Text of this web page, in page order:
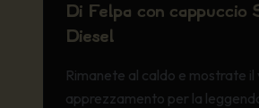
Di Felpa con cappuccio
Diesel
Rimanete al caldo e mostrate il
apprezzamento per la